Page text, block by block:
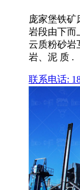
庞家堡铁矿
岩段由下而
云质粉砂岩
岩、泥 质 .
联系电话: